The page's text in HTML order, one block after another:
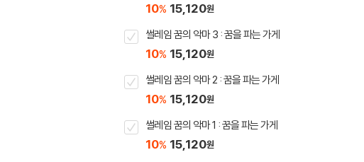
10% 15,120원
썰레임 꿈의 악마 3 : 꿈을 파는 가게
10% 15,120원
썰레임 꿈의 악마 2 : 꿈을 파는 가게
10% 15,120원
썰레임 꿈의 악마 1 : 꿈을 파는 가게
10% 15,120원